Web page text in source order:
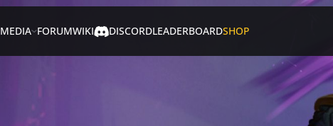
MEDIA FORUMWIKI DISCORDLEADERBOARDSHOP